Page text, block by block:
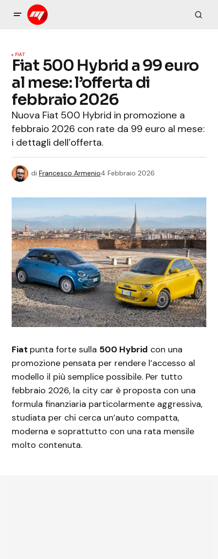
FIAT
Fiat 500 Hybrid a 99 euro
al mese: l’offerta di
febbraio 2026
Nuova Fiat 500 Hybrid in promozione a
febbraio 2026 con rate da 99 euro al mese:
i dettagli dell’offerta.
di Francesco Armenio4 Febbraio 2026
Fiat punta forte sulla 500 Hybrid con una
promozione pensata per rendere l’accesso al
modello il più semplice possibile. Per tutto
febbraio 2026, la city car è proposta con una
formula finanziaria particolarmente aggressiva,
studiata per chi cerca un’auto compatta,
moderna e soprattutto con una rata mensile
molto contenuta.